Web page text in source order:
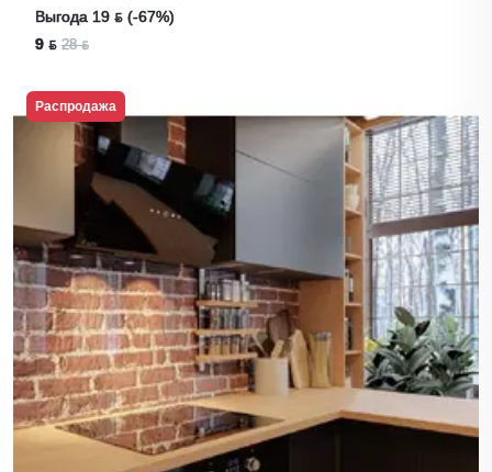
Выгода 19 ƃ (-67%)
9 ƃ 28 ƃ
Распродажа